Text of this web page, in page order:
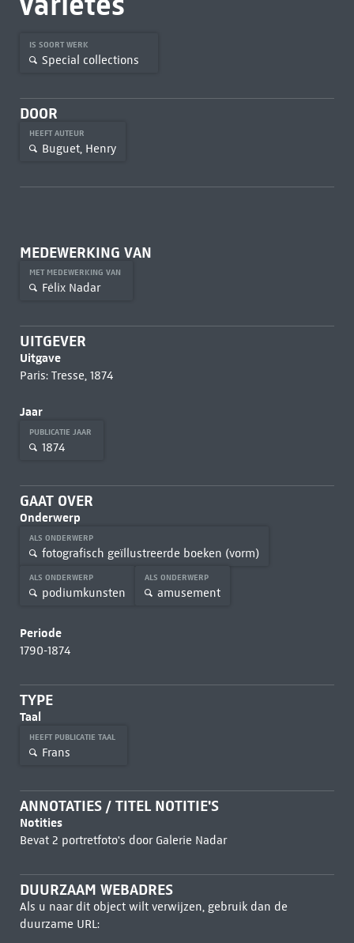
IS SOORT WERK
Special collections
DOOR
HEEFT AUTEUR
Buguet, Henry
MEDEWERKING VAN
MET MEDEWERKING VAN
Félix Nadar
UITGEVER
Uitgave
Paris: Tresse, 1874
Jaar
PUBLICATIE JAAR
1874
GAAT OVER
Onderwerp
ALS ONDERWERP
fotografisch geïllustreerde boeken (vorm)
ALS ONDERWERP
podiumkunsten
ALS ONDERWERP
amusement
Periode
1790-1874
TYPE
Taal
HEEFT PUBLICATIE TAAL
Frans
ANNOTATIES / TITEL NOTITIE'S
Notities
Bevat 2 portretfoto's door Galerie Nadar
DUURZAAM WEBADRES
Als u naar dit object wilt verwijzen, gebruik dan de
duurzame URL: